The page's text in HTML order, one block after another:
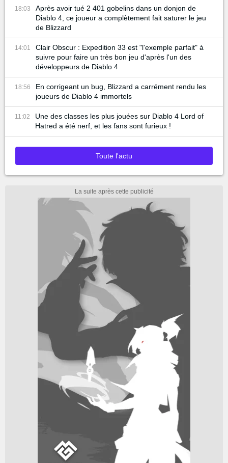
18:03
Après avoir tué 2 401 gobelins dans un donjon de
Diablo 4, ce joueur a complètement fait saturer le jeu
de Blizzard
14:01
Clair Obscur : Expedition 33 est "l'exemple parfait" à
suivre pour faire un très bon jeu d'après l'un des
développeurs de Diablo 4
18:56
En corrigeant un bug, Blizzard a carrément rendu les
joueurs de Diablo 4 immortels
11:02
Une des classes les plus jouées sur Diablo 4 Lord of
Hatred a été nerf, et les fans sont furieux !
Toute l'actu